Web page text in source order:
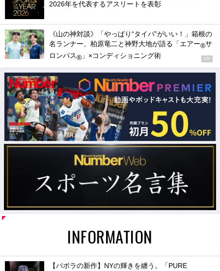
2026年を代表するアスリートを表彰
《山の神対談》「やっぱり“タイパ”がいい！」箱根の
名ランナー、柏原竜二と神野大地が語る「エアー®サ
ロンパス® 」×コンディショニング術 PR
INFORMATION
【バボラの新作】NYの輝きを纏う。「PURE